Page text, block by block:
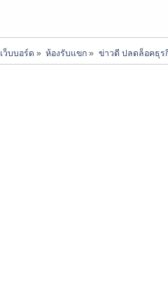
เว็บบอร์ด » ห้องรับแขก » ข่าวดี ปลดล็อคธุร